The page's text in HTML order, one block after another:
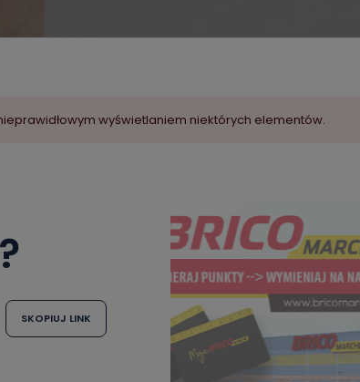
wyświetlaniem niektórych elementów.
SKOPIUJ LINK